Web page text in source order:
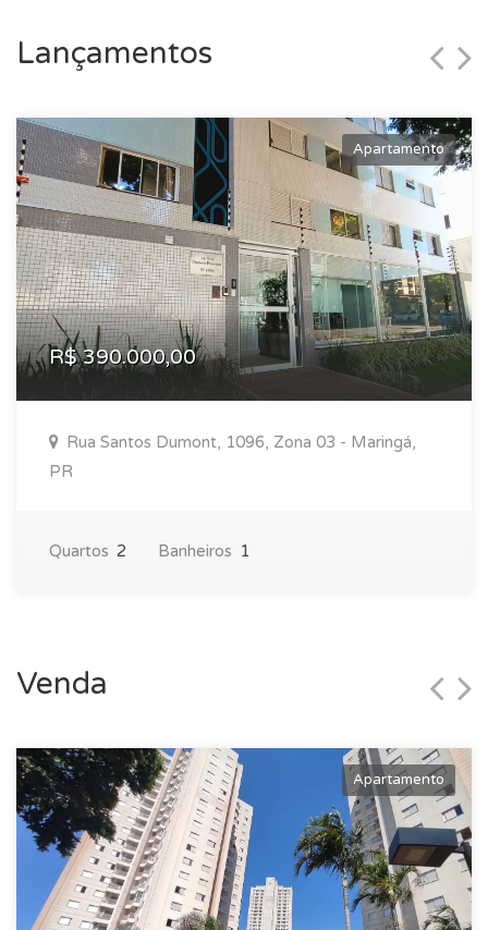
Lançamentos
Apartamento
R$ 390.000,00
Rua Santos Dumont, 1096, Zona 03 - Maringá,
PR
Quartos 2 Banheiros 1
Venda
Apartamento